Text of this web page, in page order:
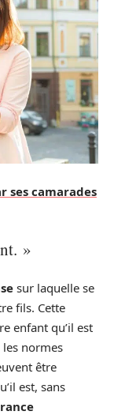
ses camarades
»
sur laquelle se
fils. Cette
enfant qu’il est
normes
être
est, sans